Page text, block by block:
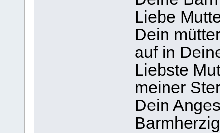
Liebe
Dein
auf in
Liebste
meiner
Dein